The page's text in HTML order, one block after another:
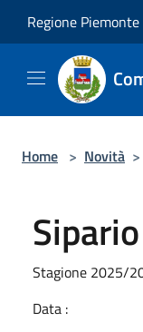
Regione Piemonte
Home > Novità >
Stagione 2025/
Data :